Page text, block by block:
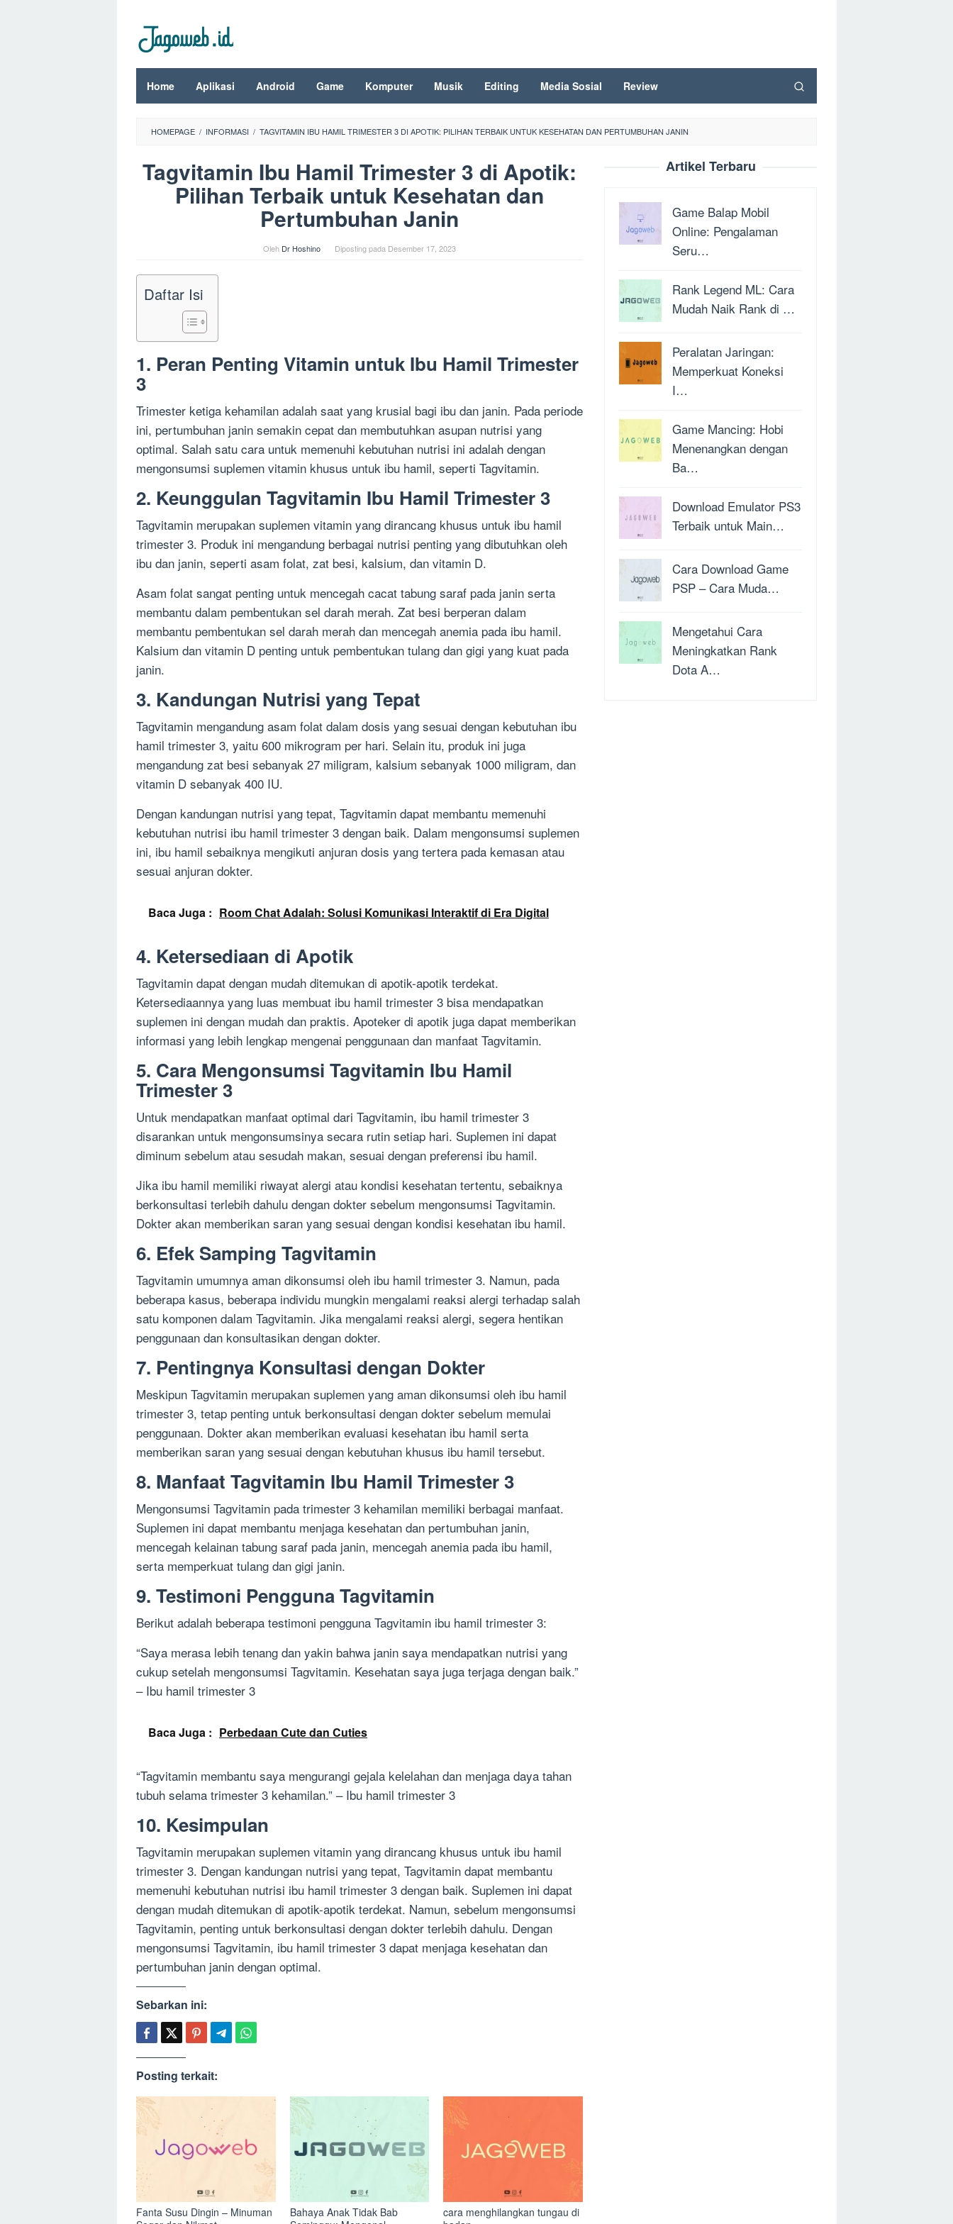
konten
Home Aplikasi Android Game Komputer Musik Editing Media Sosial Review
HOMEPAGE / INFORMASI / TAGVITAMIN IBU HAMIL TRIMESTER 3 DI APOTIK: PILIHAN TERBAIK UNTUK KESEHATAN DAN PERTUMBUHAN JANIN
Tagvitamin Ibu Hamil Trimester 3 di Apotik:
Pilihan Terbaik untuk Kesehatan dan
Pertumbuhan Janin
Oleh Dr Hoshino Diposting pada Desember 17, 2023
Daftar Isi
1. Peran Penting Vitamin untuk Ibu Hamil Trimester
3
Trimester ketiga kehamilan adalah saat yang krusial bagi ibu dan janin. Pada periode
ini, pertumbuhan janin semakin cepat dan membutuhkan asupan nutrisi yang
optimal. Salah satu cara untuk memenuhi kebutuhan nutrisi ini adalah dengan
mengonsumsi suplemen vitamin khusus untuk ibu hamil, seperti Tagvitamin.
2. Keunggulan Tagvitamin Ibu Hamil Trimester 3
Tagvitamin merupakan suplemen vitamin yang dirancang khusus untuk ibu hamil
trimester 3. Produk ini mengandung berbagai nutrisi penting yang dibutuhkan oleh
ibu dan janin, seperti asam folat, zat besi, kalsium, dan vitamin D.
Asam folat sangat penting untuk mencegah cacat tabung saraf pada janin serta
membantu dalam pembentukan sel darah merah. Zat besi berperan dalam
membantu pembentukan sel darah merah dan mencegah anemia pada ibu hamil.
Kalsium dan vitamin D penting untuk pembentukan tulang dan gigi yang kuat pada
janin.
3. Kandungan Nutrisi yang Tepat
Tagvitamin mengandung asam folat dalam dosis yang sesuai dengan kebutuhan ibu
hamil trimester 3, yaitu 600 mikrogram per hari. Selain itu, produk ini juga
mengandung zat besi sebanyak 27 miligram, kalsium sebanyak 1000 miligram, dan
vitamin D sebanyak 400 IU.
Dengan kandungan nutrisi yang tepat, Tagvitamin dapat membantu memenuhi
kebutuhan nutrisi ibu hamil trimester 3 dengan baik. Dalam mengonsumsi suplemen
ini, ibu hamil sebaiknya mengikuti anjuran dosis yang tertera pada kemasan atau
sesuai anjuran dokter.
Baca Juga : Room Chat Adalah: Solusi Komunikasi Interaktif di Era Digital
4. Ketersediaan di Apotik
Tagvitamin dapat dengan mudah ditemukan di apotik-apotik terdekat.
Ketersediaannya yang luas membuat ibu hamil trimester 3 bisa mendapatkan
suplemen ini dengan mudah dan praktis. Apoteker di apotik juga dapat memberikan
informasi yang lebih lengkap mengenai penggunaan dan manfaat Tagvitamin.
5. Cara Mengonsumsi Tagvitamin Ibu Hamil
Trimester 3
Untuk mendapatkan manfaat optimal dari Tagvitamin, ibu hamil trimester 3
disarankan untuk mengonsumsinya secara rutin setiap hari. Suplemen ini dapat
diminum sebelum atau sesudah makan, sesuai dengan preferensi ibu hamil.
Jika ibu hamil memiliki riwayat alergi atau kondisi kesehatan tertentu, sebaiknya
berkonsultasi terlebih dahulu dengan dokter sebelum mengonsumsi Tagvitamin.
Dokter akan memberikan saran yang sesuai dengan kondisi kesehatan ibu hamil.
6. Efek Samping Tagvitamin
Tagvitamin umumnya aman dikonsumsi oleh ibu hamil trimester 3. Namun, pada
beberapa kasus, beberapa individu mungkin mengalami reaksi alergi terhadap salah
satu komponen dalam Tagvitamin. Jika mengalami reaksi alergi, segera hentikan
penggunaan dan konsultasikan dengan dokter.
7. Pentingnya Konsultasi dengan Dokter
Meskipun Tagvitamin merupakan suplemen yang aman dikonsumsi oleh ibu hamil
trimester 3, tetap penting untuk berkonsultasi dengan dokter sebelum memulai
penggunaan. Dokter akan memberikan evaluasi kesehatan ibu hamil serta
memberikan saran yang sesuai dengan kebutuhan khusus ibu hamil tersebut.
8. Manfaat Tagvitamin Ibu Hamil Trimester 3
Mengonsumsi Tagvitamin pada trimester 3 kehamilan memiliki berbagai manfaat.
Suplemen ini dapat membantu menjaga kesehatan dan pertumbuhan janin,
mencegah kelainan tabung saraf pada janin, mencegah anemia pada ibu hamil,
serta memperkuat tulang dan gigi janin.
9. Testimoni Pengguna Tagvitamin
Berikut adalah beberapa testimoni pengguna Tagvitamin ibu hamil trimester 3:
“Saya merasa lebih tenang dan yakin bahwa janin saya mendapatkan nutrisi yang
cukup setelah mengonsumsi Tagvitamin. Kesehatan saya juga terjaga dengan baik.”
– Ibu hamil trimester 3
Baca Juga : Perbedaan Cute dan Cuties
“Tagvitamin membantu saya mengurangi gejala kelelahan dan menjaga daya tahan
tubuh selama trimester 3 kehamilan.” – Ibu hamil trimester 3
10. Kesimpulan
Tagvitamin merupakan suplemen vitamin yang dirancang khusus untuk ibu hamil
trimester 3. Dengan kandungan nutrisi yang tepat, Tagvitamin dapat membantu
memenuhi kebutuhan nutrisi ibu hamil trimester 3 dengan baik. Suplemen ini dapat
dengan mudah ditemukan di apotik-apotik terdekat. Namun, sebelum mengonsumsi
Tagvitamin, penting untuk berkonsultasi dengan dokter terlebih dahulu. Dengan
mengonsumsi Tagvitamin, ibu hamil trimester 3 dapat menjaga kesehatan dan
pertumbuhan janin dengan optimal.
Sebarkan ini:
Posting terkait:
Fanta Susu Dingin – Minuman
Bahaya Anak Tidak Bab
cara menghilangkan tungau di
Artikel Terbaru
Game Balap Mobil
Online: Pengalaman
Seru…
Rank Legend ML: Cara
Mudah Naik Rank di …
Peralatan Jaringan:
Memperkuat Koneksi
I…
Game Mancing: Hobi
Menenangkan dengan
Ba…
Download Emulator PS3
Terbaik untuk Main…
Cara Download Game
PSP – Cara Muda…
Mengetahui Cara
Meningkatkan Rank
Dota A…